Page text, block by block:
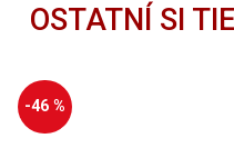
OSTATNÍ SI
-46 %